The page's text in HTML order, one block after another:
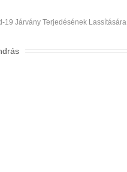
19 Járvány Terjedésének Lassítására